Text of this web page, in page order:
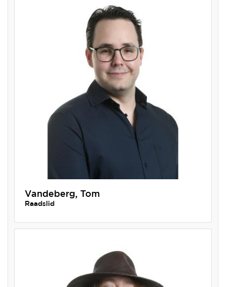
Vandeberg, Tom
Raadslid